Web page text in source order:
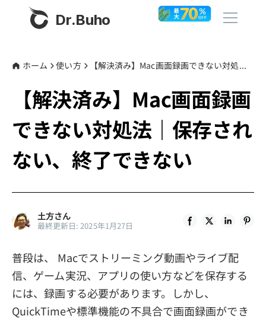
Dr.Buho
製品
BuhoCleaner
BuhoRepair
BuhoLaunchpad
ストア
その他
サポート
プライバシーポリシー
利用規約
ホーム 使い方 【解決済み】Mac画面録画できない対処法｜保存されない、終了できない
【解決済み】Mac画面録画
できない対処法｜保存され
ない、終了できない
土方さん
最終更新日: 2025年1月27日
普段は、 Macでストリーミング動画やライブ配
信、ゲーム実況、アプリの使い方などを保存する
には、録画する必要があります。しかし、
QuickTimeや標準機能の不具合で画面録画ができ